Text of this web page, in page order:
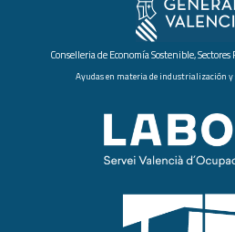
Conselleria de Economía Sostenible, Sectores
Ayudas en materia de industrialización